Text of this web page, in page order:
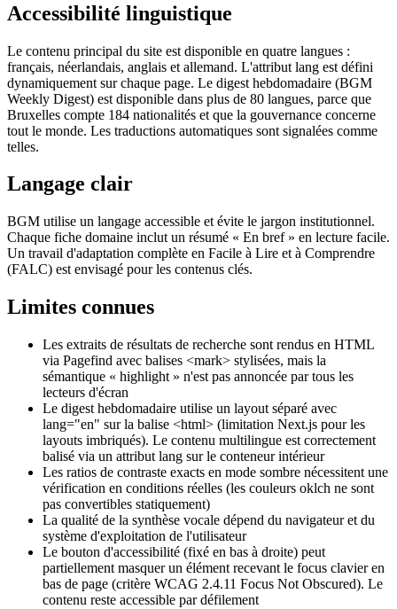
Accessibilité linguistique
Le contenu principal du site est disponible en quatre langues :
français, néerlandais, anglais et allemand. L'attribut lang est défini
dynamiquement sur chaque page. Le digest hebdomadaire (BGM
Weekly Digest) est disponible dans plus de 80 langues, parce que
Bruxelles compte 184 nationalités et que la gouvernance concerne
tout le monde. Les traductions automatiques sont signalées comme
telles.
Langage clair
BGM utilise un langage accessible et évite le jargon institutionnel.
Chaque fiche domaine inclut un résumé « En bref » en lecture facile.
Un travail d'adaptation complète en Facile à Lire et à Comprendre
(FALC) est envisagé pour les contenus clés.
Limites connues
Les extraits de résultats de recherche sont rendus en HTML
via Pagefind avec balises <mark> stylisées, mais la
sémantique « highlight » n'est pas annoncée par tous les
lecteurs d'écran
Le digest hebdomadaire utilise un layout séparé avec
lang="en" sur la balise <html> (limitation Next.js pour les
layouts imbriqués). Le contenu multilingue est correctement
balisé via un attribut lang sur le conteneur intérieur
Les ratios de contraste exacts en mode sombre nécessitent une
vérification en conditions réelles (les couleurs oklch ne sont
pas convertibles statiquement)
La qualité de la synthèse vocale dépend du navigateur et du
système d'exploitation de l'utilisateur
Le bouton d'accessibilité (fixé en bas à droite) peut
partiellement masquer un élément recevant le focus clavier en
bas de page (critère WCAG 2.4.11 Focus Not Obscured). Le
contenu reste accessible par défilement